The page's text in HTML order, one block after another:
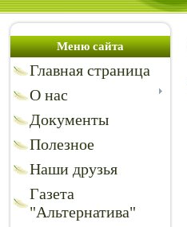
Меню сайта
Главная страница
О нас
Документы
Полезное
Наши друзья
Газета
"Альтернатива"